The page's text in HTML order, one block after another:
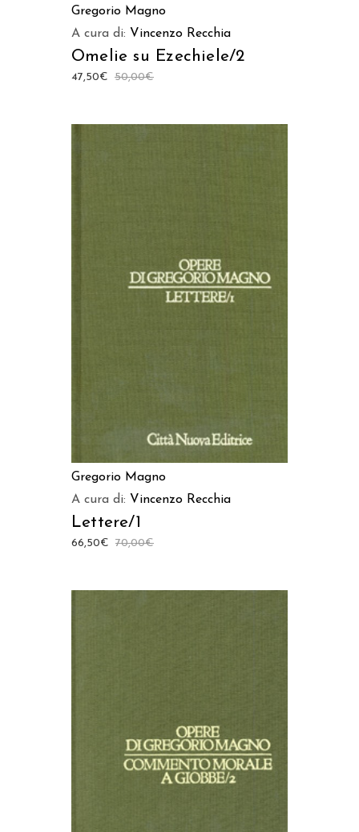
Gregorio Magno
A cura di: Vincenzo Recchia
Omelie su Ezechiele/2
50,00€
47,50€
AGGIUNGI AL CARRELLO
Gregorio Magno
A cura di: Vincenzo Recchia
Lettere/1
70,00€
66,50€
AGGIUNGI AL CARRELLO